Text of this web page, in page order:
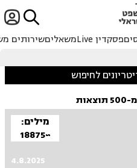
ﱐ
פסקדין Live משאליםשירותים
לחיפוש
מילים:
~18875
4.8.2025